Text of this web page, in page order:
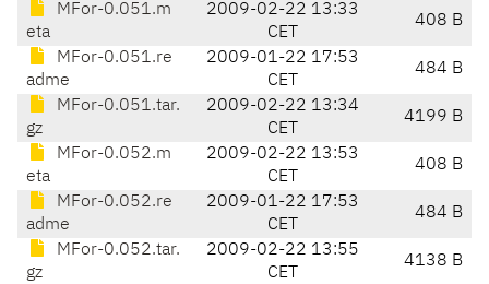
MFor-0.051.m
eta
2009-02-22 13:33
CET
408 B
MFor-0.051.re
adme
2009-01-22 17:53
CET
484 B
MFor-0.051.tar.
gz
2009-02-22 13:34
CET
4199 B
MFor-0.052.m
eta
2009-02-22 13:53
CET
408 B
MFor-0.052.re
adme
2009-01-22 17:53
CET
484 B
MFor-0.052.tar.
gz
2009-02-22 13:55
CET
4138 B